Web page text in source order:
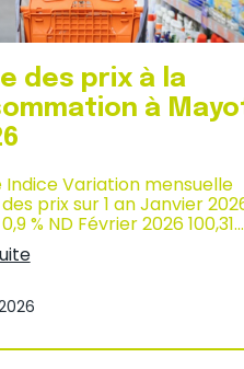
p
r
o
d
u
c
n
e
t
’
m
o
des prix à la
à
Indice Variation mensuelle
prix sur 1 an Janvier
0,9 % ND Février 2026 100,31…
n
i